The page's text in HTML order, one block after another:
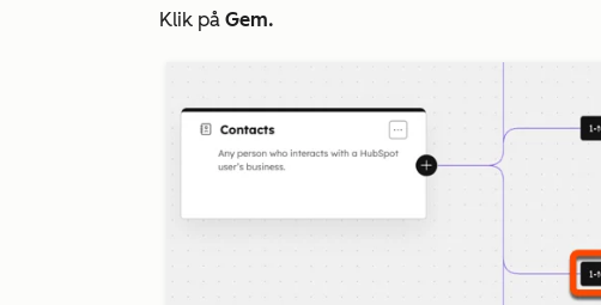
Klik på Gem.